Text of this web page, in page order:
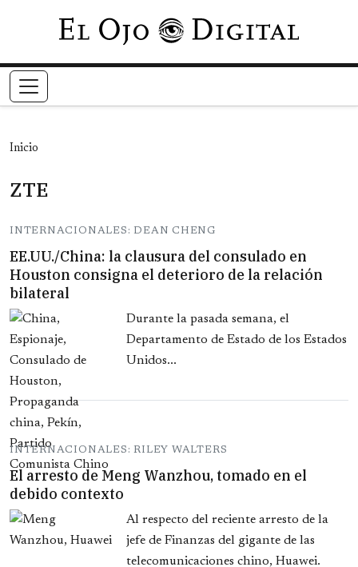
Pasar al contenido principal
Inicio
ZTE
INTERNACIONALES: DEAN CHENG
EE.UU./China: la clausura del consulado en
Houston consigna el deterioro de la relación
bilateral
Durante la pasada semana, el
Departamento de Estado de los Estados
Unidos...
INTERNACIONALES: RILEY WALTERS
El arresto de Meng Wanzhou, tomado en el
debido contexto
Al respecto del reciente arresto de la
jefe de Finanzas del gigante de las
telecomunicaciones chino, Huawei.